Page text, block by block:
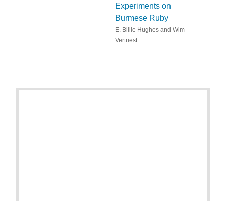
Experiments on
Burmese Ruby
E. Billie Hughes and Wim
Vertriest